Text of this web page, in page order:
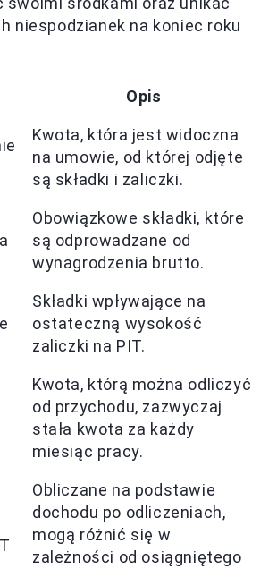
niespodzianek na koniec roku
Opis
Kwota, która jest widoczna
na umowie, od której odjęte
są składki i zaliczki.
Obowiązkowe składki, które
są odprowadzane od
wynagrodzenia brutto.
Składki wpływające na
ostateczną wysokość
zaliczki na PIT.
Kwota, którą można odliczyć
od przychodu, zazwyczaj
stała kwota za każdy
miesiąc pracy.
Obliczane na podstawie
dochodu po odliczeniach,
mogą różnić się w
zależności od osiągniętego